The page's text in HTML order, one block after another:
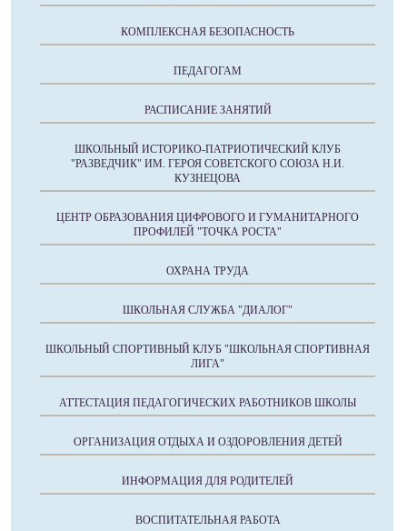
КОМПЛЕКСНАЯ БЕЗОПАСНОСТЬ
ПЕДАГОГАМ
РАСПИСАНИЕ ЗАНЯТИЙ
ШКОЛЬНЫЙ ИСТОРИКО-ПАТРИОТИЧЕСКИЙ КЛУБ
"РАЗВЕДЧИК" ИМ. ГЕРОЯ СОВЕТСКОГО СОЮЗА Н.И.
КУЗНЕЦОВА
ЦЕНТР ОБРАЗОВАНИЯ ЦИФРОВОГО И ГУМАНИТАРНОГО
ПРОФИЛЕЙ "ТОЧКА РОСТА"
ОХРАНА ТРУДА
ШКОЛЬНАЯ СЛУЖБА "ДИАЛОГ"
ШКОЛЬНЫЙ СПОРТИВНЫЙ КЛУБ "ШКОЛЬНАЯ СПОРТИВНАЯ
ЛИГА"
АТТЕСТАЦИЯ ПЕДАГОГИЧЕСКИХ РАБОТНИКОВ ШКОЛЫ
ОРГАНИЗАЦИЯ ОТДЫХА И ОЗДОРОВЛЕНИЯ ДЕТЕЙ
ИНФОРМАЦИЯ ДЛЯ РОДИТЕЛЕЙ
ВОСПИТАТЕЛЬНАЯ РАБОТА